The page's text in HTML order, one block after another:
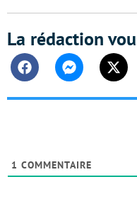
La rédaction
FacebookMessenger
1 COMMENTAIRE